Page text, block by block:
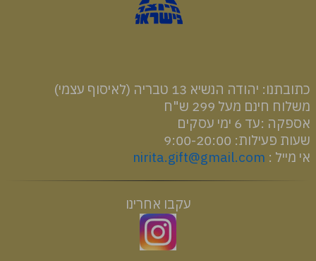
כתובתנו: יהודה הנשיא 13 טבריה (לאיסוף עצמי)
משלוח חינם מעל 299 ש"ח
אספקה :עד 6 ימי עסקים
שעות פעילות: 9:00-20:00
אי מייל : nirita.gift@gmail.com
עקבו אחרינו